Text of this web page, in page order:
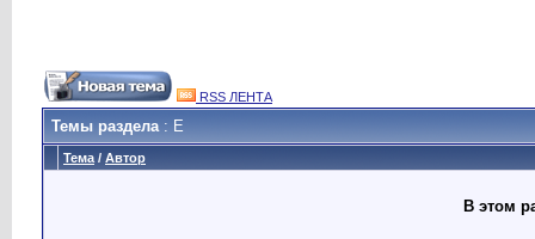
RSS ЛЕНТА
Темы раздела: E
Тема / Автор
В этом